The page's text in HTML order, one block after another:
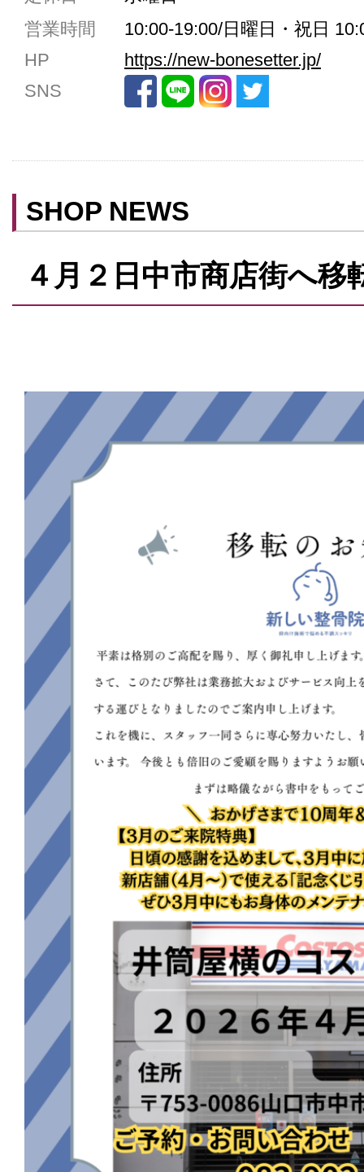
共用トイレ
女性用トイレ
ベビールーム
禁煙
予約可
営業時間
10:00-19:00/日曜日・祝日
HP
https://new-bonesetter.jp/
SNS
SHOP NEWS
４月２日中市商店街へ移